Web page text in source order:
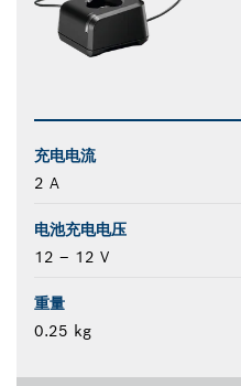
充电电流
2 A
电池充电电压
12 – 12 V
重量
0.25 kg